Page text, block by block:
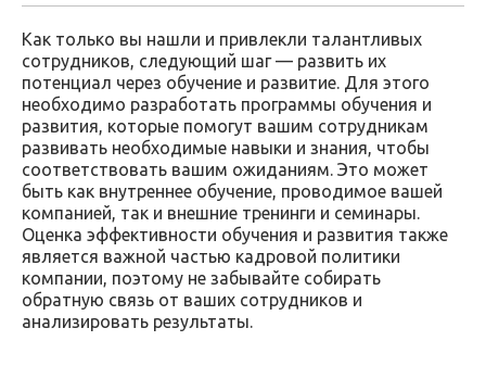
Как только вы нашли и привлекли талантливых
сотрудников, следующий шаг — развить их
потенциал через обучение и развитие. Для этого
необходимо разработать программы обучения и
развития, которые помогут вашим сотрудникам
развивать необходимые навыки и знания, чтобы
соответствовать вашим ожиданиям. Это может
быть как внутреннее обучение, проводимое вашей
компанией, так и внешние тренинги и семинары.
Оценка эффективности обучения и развития также
является важной частью кадровой политики
компании, поэтому не забывайте собирать
обратную связь от ваших сотрудников и
анализировать результаты.